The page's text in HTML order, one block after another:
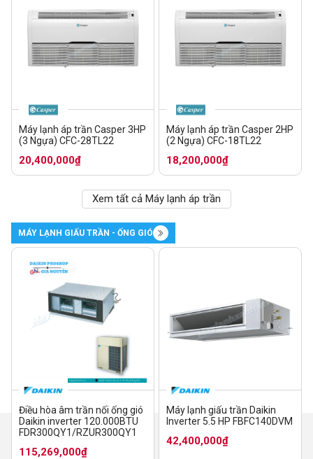
Máy lạnh áp trần Casper 3HP
(3 Ngựa) CFC-28TL22
20,400,000₫
Máy lạnh áp trần Casper 2HP
(2 Ngựa) CFC-18TL22
18,200,000₫
Xem tất cả Máy lạnh áp trần
MÁY LẠNH GIẤU TRẦN - ỐNG GIÓ
Điều hòa âm trần nối ống gió
Daikin inverter 120.000BTU
FDR300QY1/RZUR300QY1
115,269,000₫
Máy lạnh giấu trần Daikin
Inverter 5.5 HP FBFC140DVM
42,400,000₫